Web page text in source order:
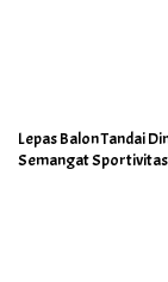
Lepas Balon Tandai
Semangat